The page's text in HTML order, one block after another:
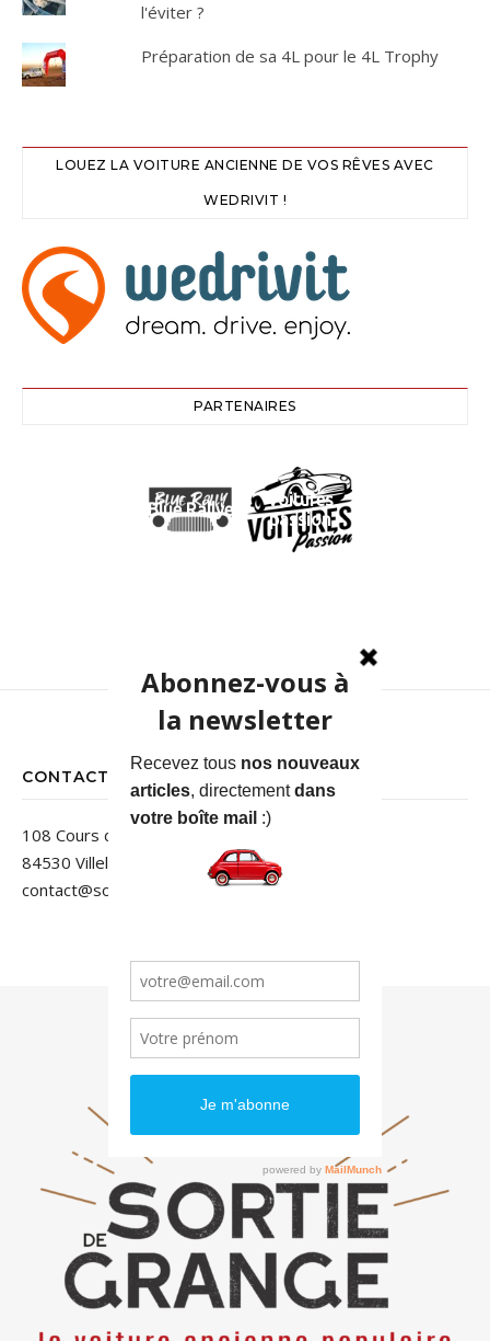
l'éviter ?
Préparation de sa 4L pour le 4L Trophy
LOUEZ LA VOITURE ANCIENNE DE VOS RÊVES AVEC
WEDRIVIT !
PARTENAIRES
Blue Rallye
Voitures
passion
CONTACT
108 Cours des Jardins
84530 Villelaure
contact@sortiedegrange.com